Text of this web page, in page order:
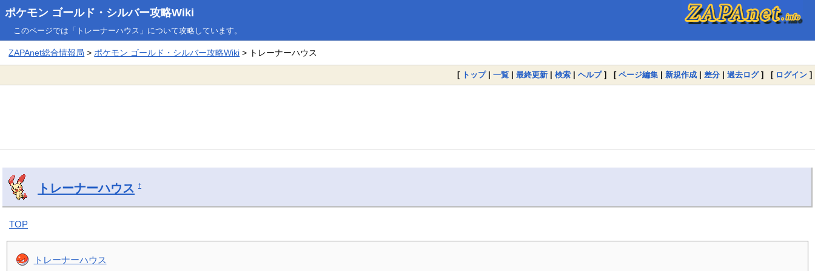
ポケモン ゴールド・シルバー攻略Wiki
このページでは「トレーナーハウス」について攻略しています。
ZAPAnet総合情報局 >ポケモン ゴールド・シルバー攻略Wiki > トレーナーハウス
[ トップ| 一覧 | 最終更新 | 検索 | ヘルプ] [ ページ編集 | 新規作成 | 差分 | 過去ログ] [ ログイン ]
トレーナーハウス †
TOP
トレーナーハウス